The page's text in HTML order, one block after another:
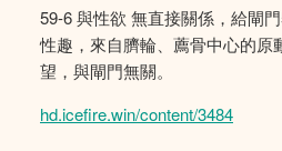
59-6 與性欲 無直接關係，給閘
性趣，來自臍輪、薦骨中心的原
望，與閘門無關。
hd.icefire.win/content/3484